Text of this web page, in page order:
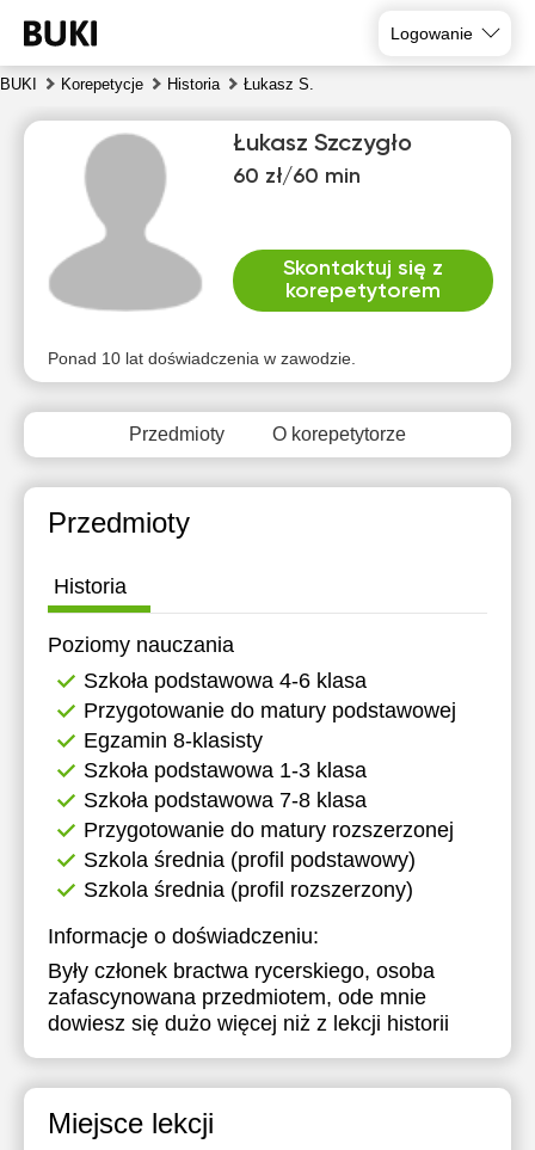
Logowanie
BUKI Korepetycje Historia Łukasz S.
Łukasz Szczygło
60 zł/60 min
Skontaktuj się z
korepetytorem
Ponad 10 lat doświadczenia w zawodzie.
Przedmioty O korepetytorze
Przedmioty
Historia
Poziomy nauczania
Szkoła podstawowa 4-6 klasa
Przygotowanie do matury podstawowej
Egzamin 8-klasisty
Szkoła podstawowa 1-3 klasa
Szkoła podstawowa 7-8 klasa
Przygotowanie do matury rozszerzonej
Szkola średnia (profil podstawowy)
Szkola średnia (profil rozszerzony)
Informacje o doświadczeniu:
Były członek bractwa rycerskiego, osoba
zafascynowana przedmiotem, ode mnie
dowiesz się dużo więcej niż z lekcji historii
Miejsce lekcji
9
10
11
12
Brak
dostępnych
terminów
Brak
dostępnych
terminów
Brak
dostępnych
terminów
Brak
dostępnych
terminów
Brak
dostępnych
terminów
Brak
terminów